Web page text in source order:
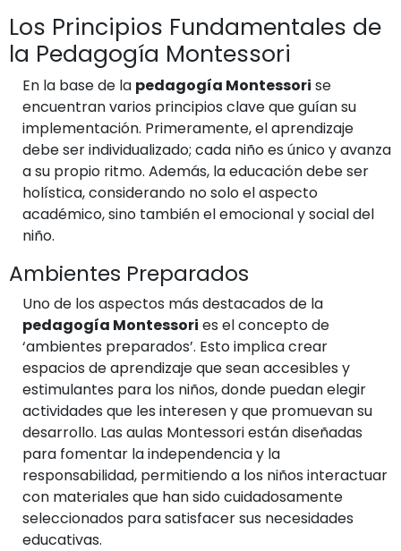
Los Principios Fundamentales de
la Pedagogía Montessori
En la base de la pedagogía Montessori se
encuentran varios principios clave que guían su
implementación. Primeramente, el aprendizaje
debe ser individualizado; cada niño es único y avanza
a su propio ritmo. Además, la educación debe ser
holística, considerando no solo el aspecto
académico, sino también el emocional y social del
niño.
Ambientes Preparados
Uno de los aspectos más destacados de la
pedagogía Montessori es el concepto de
‘ambientes preparados’. Esto implica crear
espacios de aprendizaje que sean accesibles y
estimulantes para los niños, donde puedan elegir
actividades que les interesen y que promuevan su
desarrollo. Las aulas Montessori están diseñadas
para fomentar la independencia y la
responsabilidad, permitiendo a los niños interactuar
con materiales que han sido cuidadosamente
seleccionados para satisfacer sus necesidades
educativas.